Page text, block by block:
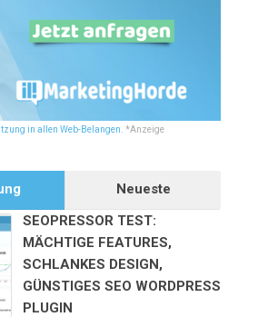
in allen Web-Belangen. *Anzeige
Neueste
SEOPRESSOR TEST:
MÄCHTIGE FEATURES,
SCHLANKES DESIGN,
GÜNSTIGES SEO WORDPRESS
PLUGIN